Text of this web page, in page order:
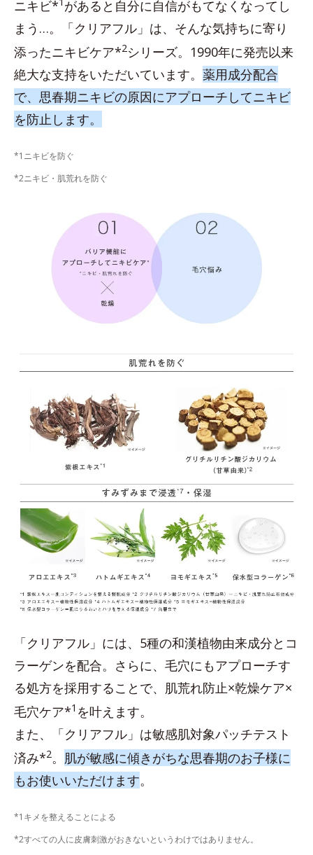
ニキビ* があると自分に自信がもてなくなってし
まう…。「クリアフル」は、そんな気持ちに寄り
添ったニキビケア*2シリーズ。1990年に発売以来
絶大な支持をいただいています。 薬用成分配合
で、思春期ニキビの原因にアプローチしてニキビ
を防止します。
*1ニキビを防ぐ
*2ニキビ・肌荒れを防ぐ
「クリアフル」には、5種の和漢植物由来成分とコ
ラーゲンを配合。さらに、毛穴にもアプローチす
る処方を採用することで、肌荒れ防止×乾燥ケア×
毛穴ケア*1 を叶えます。
また、「クリアフル」は敏感肌対象パッチテスト
済み*2。 肌が敏感に傾きがちな思春期のお子様に
もお使いいただけます。
*1キメを整えることによる
*2すべての人に皮膚刺激がおきないというわけではありません。